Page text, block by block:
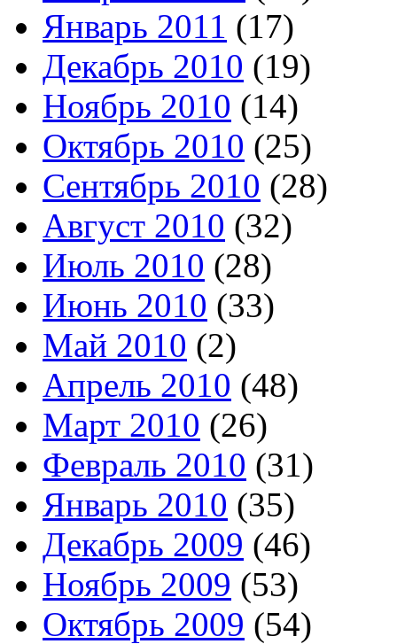
Январь 2011 (17)
Декабрь 2010 (19)
Ноябрь 2010 (14)
Октябрь 2010 (25)
Сентябрь 2010 (28)
Август 2010 (32)
Июль 2010 (28)
Июнь 2010 (33)
Май 2010 (2)
Апрель 2010 (48)
Март 2010 (26)
Февраль 2010 (31)
Январь 2010 (35)
Декабрь 2009 (46)
Ноябрь 2009 (53)
Октябрь 2009 (54)